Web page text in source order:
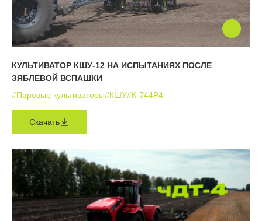
КУЛЬТИВАТОР КШУ-12 НА ИСПЫТАНИЯХ ПОСЛЕ
ЗЯБЛЕВОЙ ВСПАШКИ
#Паровые культиваторы#КШУ#К-744Р4
Скачать